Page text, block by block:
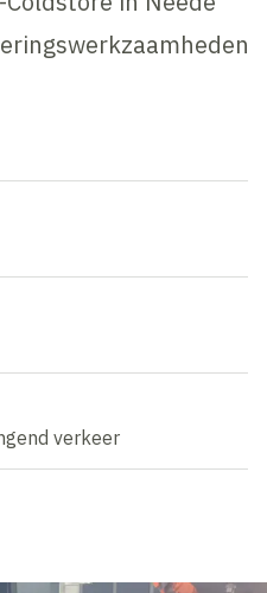
verkeer